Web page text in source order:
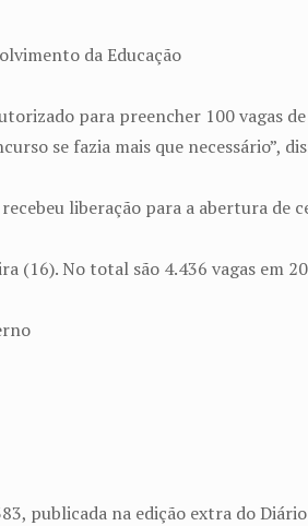
da Educação
para preencher 100 vagas
se fazia mais que necessário”,
liberação para a abertura de
(16). No total são 4.436 vagas em
publicada na edição extra do